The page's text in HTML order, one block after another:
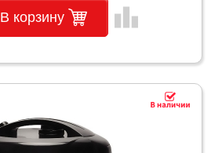
В корзину leaderboard